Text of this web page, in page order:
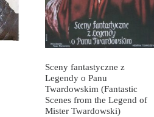
Sceny fantastyczne z
Legendy o Panu
Twardowskim (Fantastic
Scenes from the Legend of
Mister Twardowski)